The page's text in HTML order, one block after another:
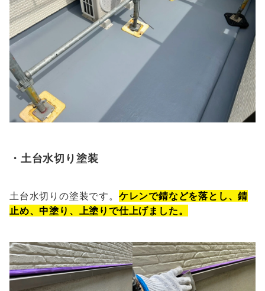
・土台水切り塗装
土台水切りの塗装です。 ケレンで錆などを落とし、錆
止め、中塗り、上塗りで仕上げました。